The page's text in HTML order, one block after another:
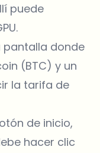
puede
pantalla donde
(BTC) y un
la tarifa de
de inicio,
hacer clic